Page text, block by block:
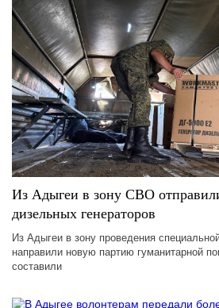
Из Адыгеи в зону СВО
дизельных генераторов
Из Адыгеи в зону проведения
направили новую партию гуманитарной
составили